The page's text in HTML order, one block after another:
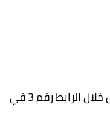
(اذا كنت تريد اللعبة اخر اصدار ومحدثة يفضل ان تحمل اللعبة من متجر جوجل بلاي من خلال الرابط رقم 3 في